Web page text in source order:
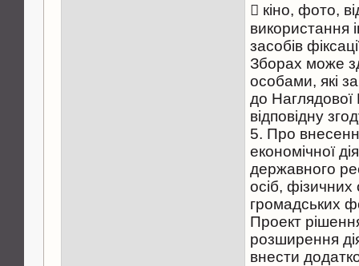
 кіно, фото,
використання
засобів
Зборах може
особами, які
до
відповідну
5. Про
економічної
державного
осіб, фізичних
громадських
Проект
розширення
внести